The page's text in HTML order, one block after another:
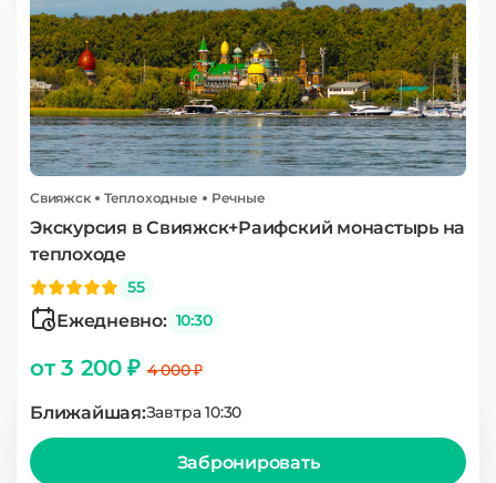
Свияжск Теплоходные Речные
Экскурсия в Свияжск+Раифский монастырь на
теплоходе
55
Ежедневно: 10:30
от 3 200 ₽4 000 ₽
Ближайшая:Завтра 10:30
Забронировать